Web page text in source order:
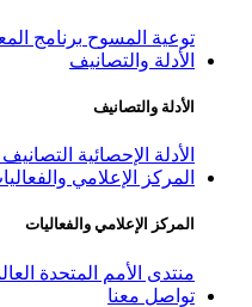
توعية المسوح برنامج
الأدلة والتصانيف
الأدلة والتصانيف
الأدلة الإحصائية التصانيف
المركز الإعلامي
المركز الإعلامي والفعاليات
منتدى الأمم المتحدة
تواصل معنا